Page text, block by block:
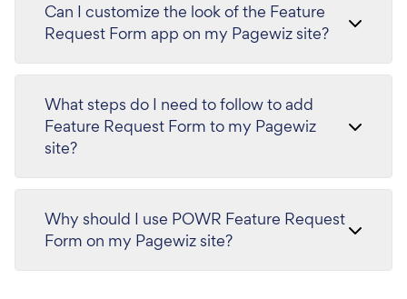
Can I customize the look of the Feature
Request Form app on my Pagewiz site?
What steps do I need to follow to add
Feature Request Form to my Pagewiz
site?
Why should I use POWR Feature Request
Form on my Pagewiz site?